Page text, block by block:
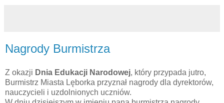
Nagrody Burmistrza
Z okazji Dnia Edukacji Narodowej, który przypada jutro,
Burmistrz Miasta Lęborka przyznał nagrody dla dyrektorów,
nauczycieli i uzdolnionych uczniów.